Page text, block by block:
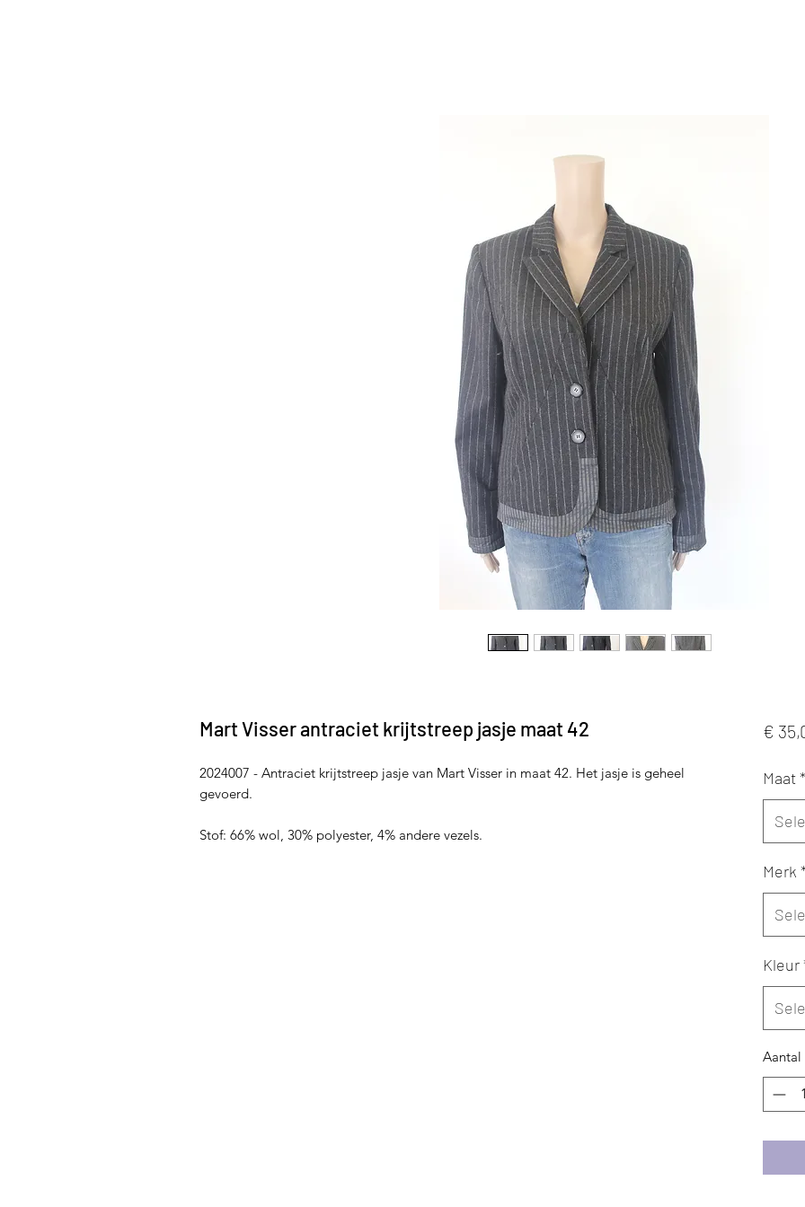
Mart Visser antraciet krijtstreep jasje maat 42
2024007 - Antraciet krijtstreep jasje van Mart Visser in maat 42. Het jasje is geheel
gevoerd.
Stof: 66% wol, 30% polyester, 4% andere vezels.
€
Maat*
Merk
Kleur
Aantal